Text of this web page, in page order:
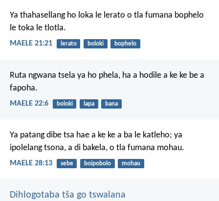
Ya thahasellang ho loka le lerato o tla fumana bophelo
le toka le tlotla.
MAELE 21:21 lerato boloki bophelo
Ruta ngwana tsela ya ho phela, ha a hodile a ke ke be a
fapoha.
MAELE 22:6 boloki lapa bana
Ya patang dibe tsa hae a ke ke a ba le katleho; ya
ipolelang tsona, a di bakela, o tla fumana mohau.
MAELE 28:13 sebe boipobolo mohau
Dihlogotaba tša go tswalana